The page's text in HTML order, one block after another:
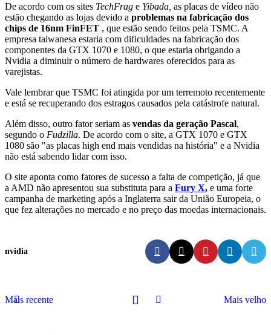
De acordo com os sites TechFrag e Yibada, as placas de vídeo não
estão chegando as lojas devido a problemas na fabricação dos
chips de 16nm FinFET , que estão sendo feitos pela TSMC. A
empresa taiwanesa estaria com dificuldades na fabricação dos
componentes da GTX 1070 e 1080, o que estaria obrigando a
Nvidia a diminuir o número de hardwares oferecidos para as
varejistas.
Vale lembrar que TSMC foi atingida por um terremoto recentemente
e está se recuperando dos estragos causados pela catástrofe natural.
Além disso, outro fator seriam as vendas da geração Pascal,
segundo o Fudzilla. De acordo com o site, a GTX 1070 e GTX
1080 são "as placas high end mais vendidas na história" e a Nvidia
não está sabendo lidar com isso.
O site aponta como fatores de sucesso a falta de competição, já que
a AMD não apresentou sua substituta para a Fury X, e uma forte
campanha de marketing após a Inglaterra sair da União Europeia, o
que fez alterações no mercado e no preço das moedas internacionais.
nvidia
Mais recente Mais velho